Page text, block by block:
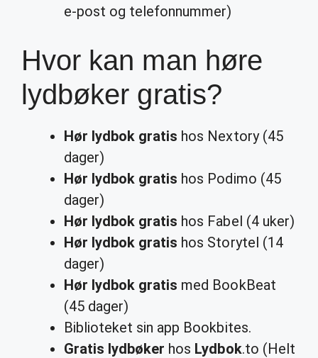
e-post og telefonnummer)
Hvor kan man høre
lydbøker gratis?
Hør lydbok gratis hos Nextory (45
dager)
Hør lydbok gratis hos Podimo (45
dager)
Hør lydbok gratis hos Fabel (4 uker)
Hør lydbok gratis hos Storytel (14
dager)
Hør lydbok gratis med BookBeat
(45 dager)
Biblioteket sin app Bookbites.
Gratis lydbøker hos Lydbok.to (Helt